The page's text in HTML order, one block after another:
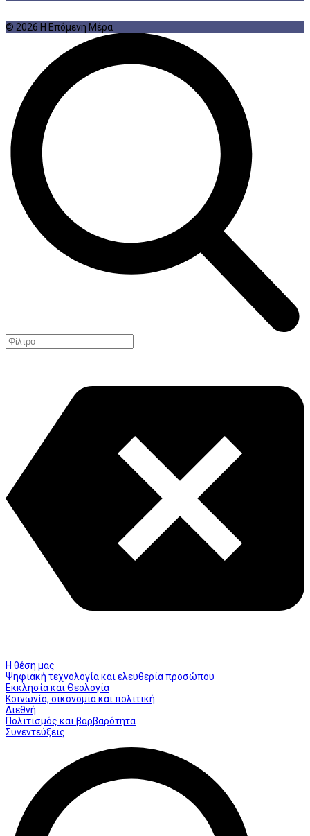
© 2026 Η Επόμενη Μέρα
Η θέση μας
Ψηφιακή τεχνολογία και ελευθερία προσώπου
Εκκλησία και Θεολογία
Κοινωνία, οικονομία και πολιτική
Διεθνή
Πολιτισμός και βαρβαρότητα
Συνεντεύξεις